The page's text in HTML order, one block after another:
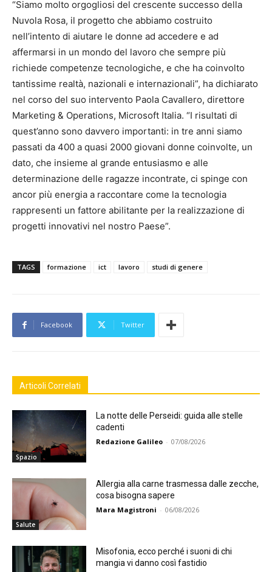
“Siamo molto orgogliosi del crescente successo della
Nuvola Rosa, il progetto che abbiamo costruito
nell’intento di aiutare le donne ad accedere e ad
affermarsi in un mondo del lavoro che sempre più
richiede competenze tecnologiche, e che ha coinvolto
tantissime realtà, nazionali e internazionali”, ha dichiarato
nel corso del suo intervento Paola Cavallero, direttore
Marketing & Operations, Microsoft Italia. “I risultati di
quest’anno sono davvero importanti: in tre anni siamo
passati da 400 a quasi 2000 giovani donne coinvolte, un
dato, che insieme al grande entusiasmo e alle
determinazione delle ragazze incontrate, ci spinge con
ancor più energia a raccontare come la tecnologia
rappresenti un fattore abilitante per la realizzazione di
progetti innovativi nel nostro Paese”.
TAGS formazione ict lavoro studi di genere
Facebook Twitter
Articoli Correlati
Spazio
La notte delle Perseidi: guida alle stelle
cadenti
Redazione Galileo - 07/08/2026
Salute
Allergia alla carne trasmessa dalle zecche,
cosa bisogna sapere
Mara Magistroni - 06/08/2026
Misofonia, ecco perché i suoni di chi
mangia vi danno così fastidio